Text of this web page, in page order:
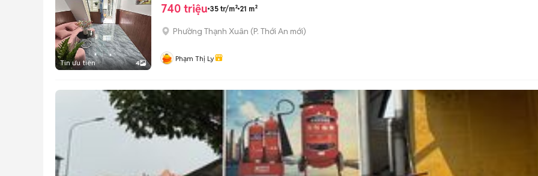
Tin ưu tiên 4
740 triệu 35 tr/m² 21 m²
Phường Thạnh Xuân (P. Thới An mới)
Phạm Thị Ly